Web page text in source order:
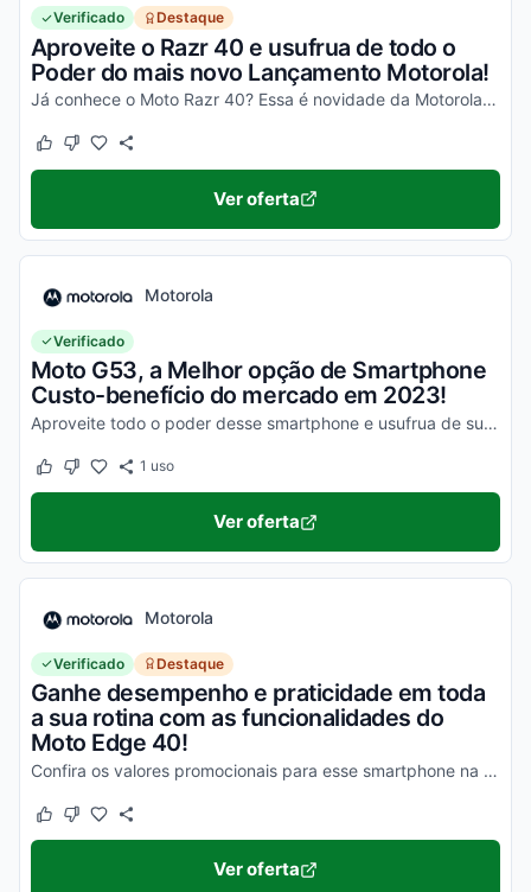
Verificado Destaque
Aproveite o Razr 40 e usufrua de todo o
Poder do mais novo Lançamento Motorola!
Já conhece o Moto Razr 40? Essa é novidade da Motorola, um celular impecável, com um desempenho incrível e que ainda dobra! Não perca a chance de garantir o seu e aproveite os desc...
Este cupom funcionou
Este cupom não funcionou
Ver oferta
Motorola
Verificado
Moto G53, a Melhor opção de Smartphone
Custo-benefício do mercado em 2023!
Aproveite todo o poder desse smartphone e usufrua de suas vantagens por valores a partir de R$1500!
Este cupom funcionou
Este cupom não funcionou
1 uso
Ver oferta
Motorola
Verificado Destaque
Ganhe desempenho e praticidade em toda
a sua rotina com as funcionalidades do
Moto Edge 40!
Confira os valores promocionais para esse smartphone na loja virtual Motorola e economize hoje mesmo!
Este cupom funcionou
Este cupom não funcionou
Ver oferta